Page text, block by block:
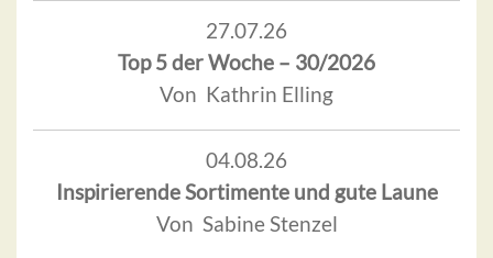
27.07.26
Top 5 der Woche – 30/2026
Von Kathrin Elling
04.08.26
Inspirierende Sortimente und gute Laune
Von Sabine Stenzel